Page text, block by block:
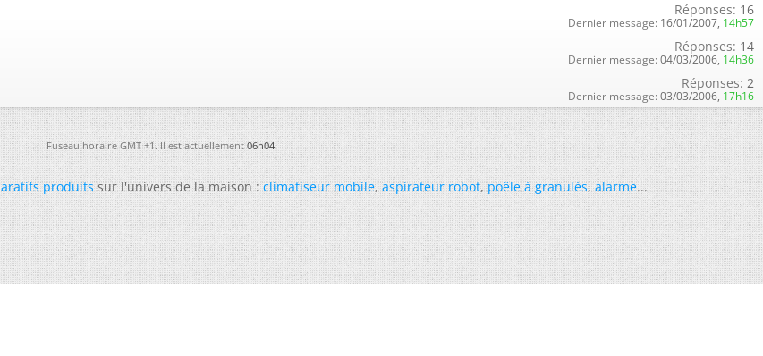
Réponses: 16
Dernier message: 16/01/2007, 14h57
Réponses: 14
Dernier message: 04/03/2006, 14h36
Réponses: 2
Dernier message: 03/03/2006, 17h16
Fuseau horaire GMT +1. Il est actuellement06h04.
produitssur l'univers de la maison :climatiseur mobile,aspirateur robot,poêle à granulés,alarme...